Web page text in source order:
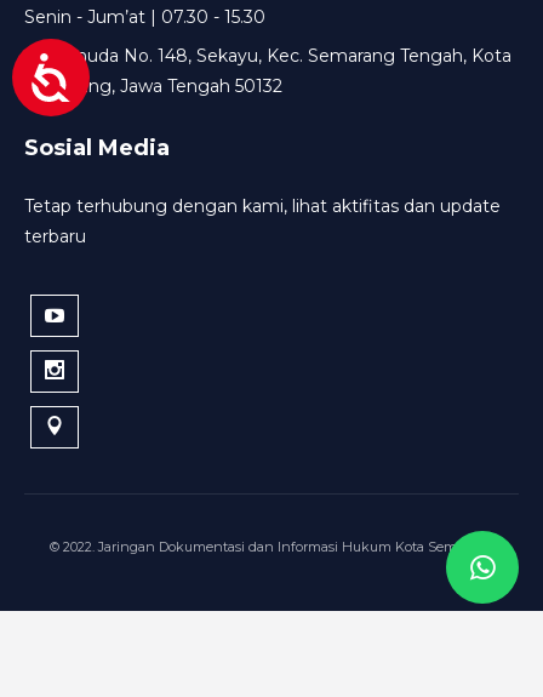
Senin - Jum’at | 07.30 - 15.30
Jl. Pemuda No. 148, Sekayu, Kec. Semarang Tengah, Kota
Semarang, Jawa Tengah 50132
Sosial Media
Tetap terhubung dengan kami, lihat aktifitas dan update
terbaru
© 2022. Jaringan Dokumentasi dan Informasi Hukum Kota Semarang